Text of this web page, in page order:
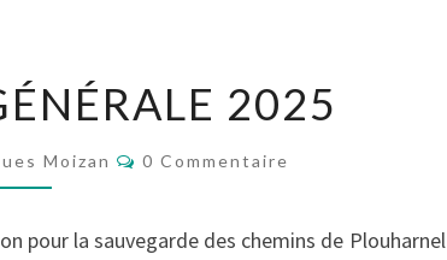
GÉNÉRALE
2025
Moizan Commentaires
0 Commentaire
pour la sauvegarde des chemins de Plouharnel